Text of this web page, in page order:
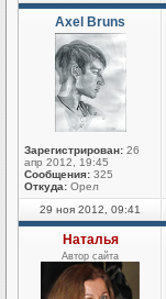
Axel Bruns
Зарегистрирован: 26
апр 2012, 19:45
Сообщения: 325
Откуда: Орел
29 ноя 2012, 09:41
Наталья
Автор сайта